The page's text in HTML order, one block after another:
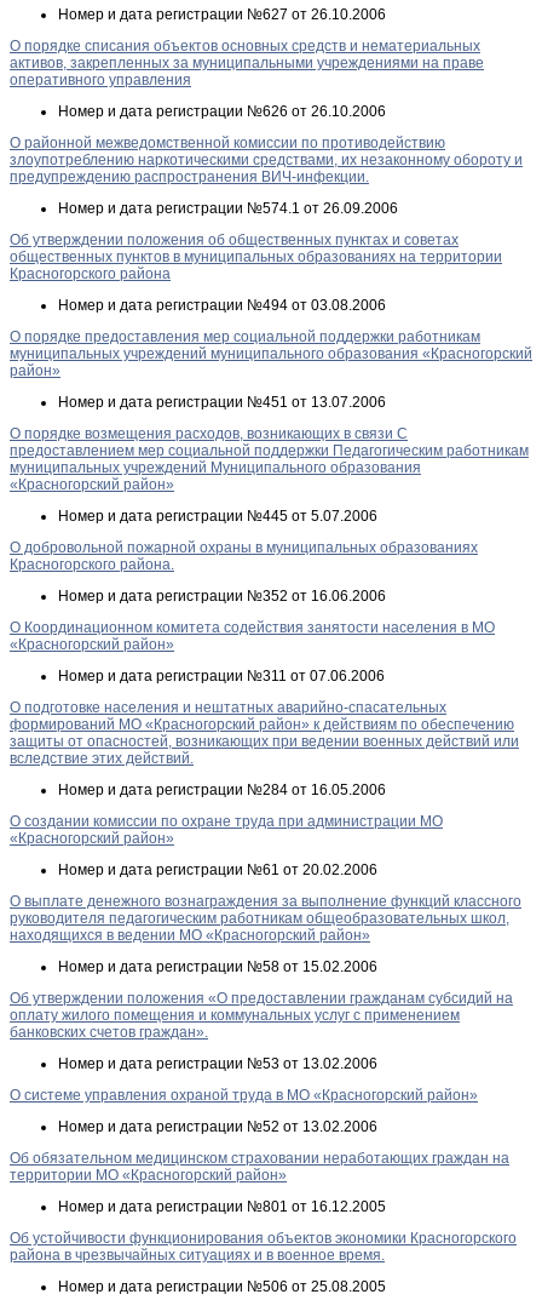
Номер и дата регистрации №627 от 26.10.2006
О порядке списания объектов основных средств и нематериальных
активов, закрепленных за муниципальными учреждениями на праве
оперативного управления
Номер и дата регистрации №626 от 26.10.2006
О районной межведомственной комиссии по противодействию
злоупотреблению наркотическими средствами, их незаконному обороту и
предупреждению распространения ВИЧ-инфекции.
Номер и дата регистрации №574.1 от 26.09.2006
Об утверждении положения об общественных пунктах и советах
общественных пунктов в муниципальных образованиях на территории
Красногорского района
Номер и дата регистрации №494 от 03.08.2006
О порядке предоставления мер социальной поддержки работникам
муниципальных учреждений муниципального образования «Красногорский
район»
Номер и дата регистрации №451 от 13.07.2006
О порядке возмещения расходов, возникающих в связи С
предоставлением мер социальной поддержки Педагогическим работникам
муниципальных учреждений Муниципального образования
«Красногорский район»
Номер и дата регистрации №445 от 5.07.2006
О добровольной пожарной охраны в муниципальных образованиях
Красногорского района.
Номер и дата регистрации №352 от 16.06.2006
О Координационном комитета содействия занятости населения в МО
«Красногорский район»
Номер и дата регистрации №311 от 07.06.2006
О подготовке населения и нештатных аварийно-спасательных
формирований МО «Красногорский район» к действиям по обеспечению
защиты от опасностей, возникающих при ведении военных действий или
вследствие этих действий.
Номер и дата регистрации №284 от 16.05.2006
О создании комиссии по охране труда при администрации МО
«Красногорский район»
Номер и дата регистрации №61 от 20.02.2006
О выплате денежного вознаграждения за выполнение функций классного
руководителя педагогическим работникам общеобразовательных школ,
находящихся в ведении МО «Красногорский район»
Номер и дата регистрации №58 от 15.02.2006
Об утверждении положения «О предоставлении гражданам субсидий на
оплату жилого помещения и коммунальных услуг с применением
банковских счетов граждан».
Номер и дата регистрации №53 от 13.02.2006
О системе управления охраной труда в МО «Красногорский район»
Номер и дата регистрации №52 от 13.02.2006
Об обязательном медицинском страховании неработающих граждан на
территории МО «Красногорский район»
Номер и дата регистрации №801 от 16.12.2005
Об устойчивости функционирования объектов экономики Красногорского
района в чрезвычайных ситуациях и в военное время.
Номер и дата регистрации №506 от 25.08.2005